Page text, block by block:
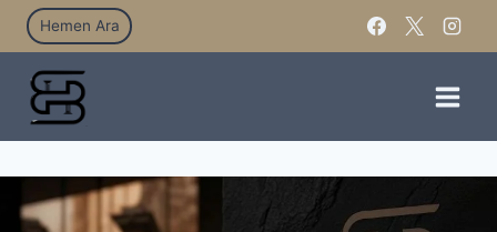
Hemen Ara